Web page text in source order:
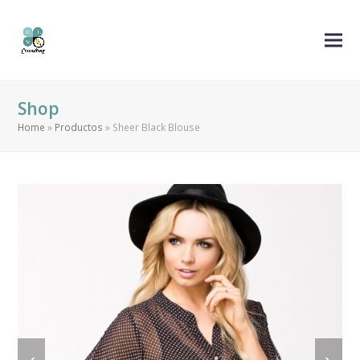
Shop
Home » Productos » Sheer Black Blouse